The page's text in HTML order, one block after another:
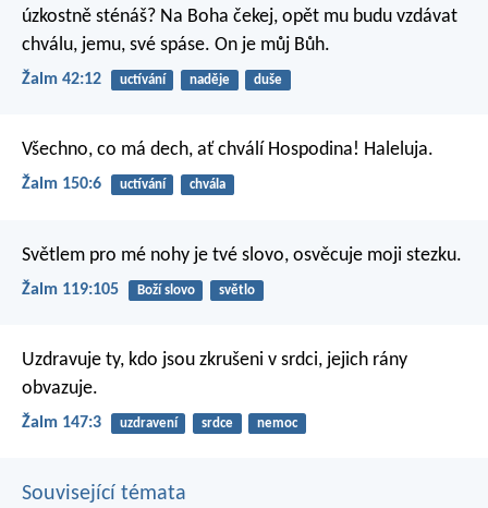
úzkostně sténáš? Na Boha čekej, opět mu budu vzdávat
chválu, jemu, své spáse. On je můj Bůh.
Žalm 42:12 uctívání naděje duše
Všechno, co má dech, ať chválí Hospodina! Haleluja.
Žalm 150:6 uctívání chvála
Světlem pro mé nohy je tvé slovo, osvěcuje moji stezku.
Žalm 119:105 Boží slovo světlo
Uzdravuje ty, kdo jsou zkrušeni v srdci, jejich rány
obvazuje.
Žalm 147:3 uzdravení srdce nemoc
Související témata